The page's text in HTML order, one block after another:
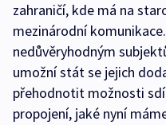
zahraničí, kde má na
mezinárodní
nedůvěryhodným
umožní stát se jejich
přehodnotit možnosti
propojení, jaké nyní